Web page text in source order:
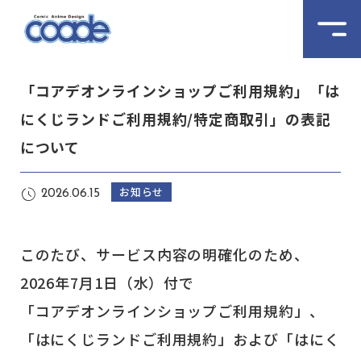
「コアデオンラインショップご利用規約」「は
にくじランドご利用規約/特定商取引」の表記
について
2026.06.15 お知らせ
このたび、サービス内容の明確化のため、
2026年7月1日（水）付で
「コアデオンラインショップご利用規約」、
「はにくじランドご利用規約」および「はにく